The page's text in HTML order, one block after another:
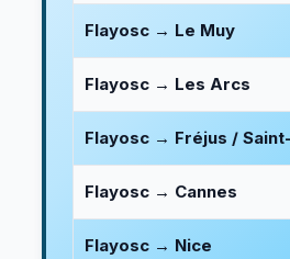
Flayosc → Le Muy
Flayosc → Les Arcs
Flayosc → Fréjus /
Flayosc → Cannes
Flayosc → Nice